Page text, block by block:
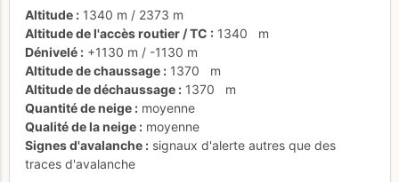
Altitude 1340 m / 2373 m
Altitude de l'accès routier / TC
1340
m
Dénivelé
+1130 m / -1130 m
Altitude de chaussage
1370
m
Altitude de déchaussage
1370
m
Quantité de neige
moyenne
Qualité de la neige
moyenne
Signes d'avalanche
signaux d'alerte autres que des
traces d'avalanche